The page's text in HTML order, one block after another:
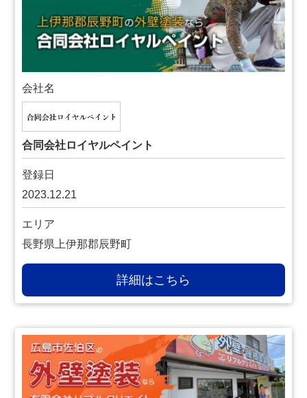
会社名
合同会社ロイヤルペイント
登録日
2023.12.21
エリア
長野県上伊那郡辰野町
詳細はこちら